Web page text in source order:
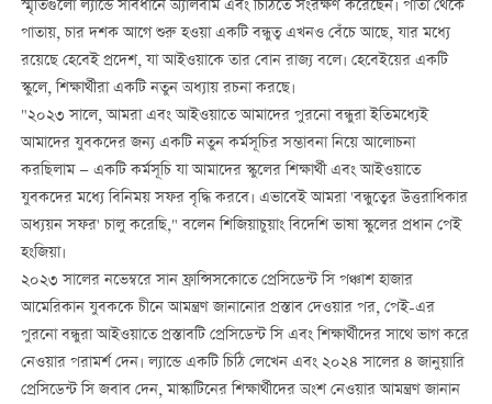
স্মৃতিগুলো ল্যান্ডে সাবধানে অ্যালবাম এবং চিঠিতে সংরক্ষণ করেছেন। পাতা থেকে
পাতায়, চার দশক আগে শুরু হওয়া একটি বন্ধুত্ব এখনও বেঁচে আছে, যার মধ্যে
রয়েছে হেবেই প্রদেশ, যা আইওয়াকে তার বোন রাজ্য বলে। হেবেইয়ের একটি
স্কুলে, শিক্ষার্থীরা একটি নতুন অধ্যায় রচনা করছে।
"২০২৩ সালে, আমরা এবং আইওয়াতে আমাদের পুরনো বন্ধুরা ইতিমধ্যেই
আমাদের যুবকদের জন্য একটি নতুন কর্মসূচির সম্ভাবনা নিয়ে আলোচনা
করছিলাম — একটি কর্মসূচি যা আমাদের স্কুলের শিক্ষার্থী এবং আইওয়াতে
যুবকদের মধ্যে বিনিময় সফর বৃদ্ধি করবে। এভাবেই আমরা 'বন্ধুত্বের উত্তরাধিকার
অধ্যয়ন সফর' চালু করেছি," বলেন শিজিয়াচুয়াং বিদেশি ভাষা স্কুলের প্রধান পেই
হংজিয়া।
২০২৩ সালের নভেম্বরে সান ফ্রান্সিসকোতে প্রেসিডেন্ট সি পঞ্চাশ হাজার
আমেরিকান যুবককে চীনে আমন্ত্রণ জানানোর প্রস্তাব দেওয়ার পর, পেই-এর
পুরনো বন্ধুরা আইওয়াতে প্রস্তাবটি প্রেসিডেন্ট সি এবং শিক্ষার্থীদের সাথে ভাগ করে
নেওয়ার পরামর্শ দেন। ল্যান্ডে একটি চিঠি লেখেন এবং ২০২৪ সালের ৪ জানুয়ারি
প্রেসিডেন্ট সি জবাব দেন, মাস্কাটিনের শিক্ষার্থীদের অংশ নেওয়ার আমন্ত্রণ জানান